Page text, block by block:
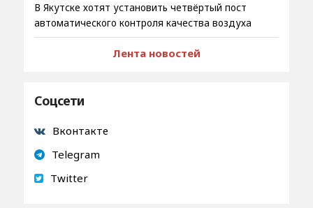
В Якутске хотят установить четвёртый пост
автоматического контроля качества воздуха
Лента новостей
Соцсети
Вконтакте
Telegram
Twitter